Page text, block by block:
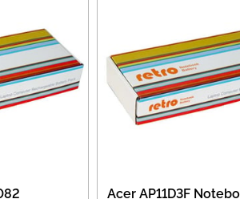
Acer AP11D3F